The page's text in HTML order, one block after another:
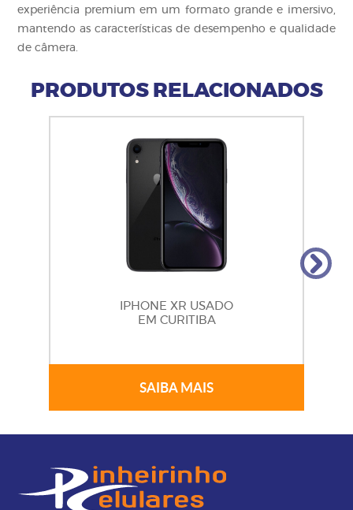
experiência premium em um formato grande e imersivo,
mantendo as características de desempenho e qualidade
de câmera.
PRODUTOS RELACIONADOS
IPHONE XR USADO
EM CURITIBA
SAIBA MAIS